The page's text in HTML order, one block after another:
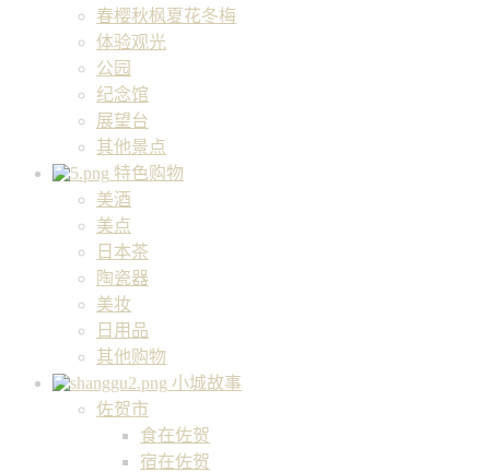
春樱秋枫夏花冬梅
体验观光
公园
纪念馆
展望台
其他景点
特色购物
美酒
美点
日本茶
陶瓷器
美妆
日用品
其他购物
小城故事
佐贺市
食在佐贺
宿在佐贺